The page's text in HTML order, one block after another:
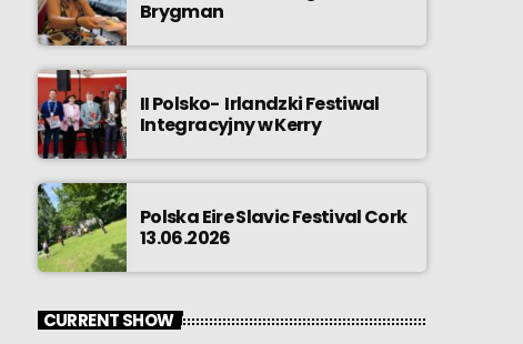
Brygman
II Polsko- Irlandzki Festiwal
Integracyjny w Kerry
Polska Eire Slavic Festival Cork
13.06.2026
CURRENT SHOW